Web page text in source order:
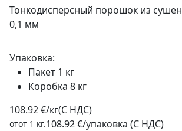
Тонкодисперсный порошок из
0,1 мм
Упаковка:
Пакет 1 кг
Коробка 8 кг
108.92 €/кг(C НДС)
отот 1 кг.108.92 €/упаковка (С НДС)